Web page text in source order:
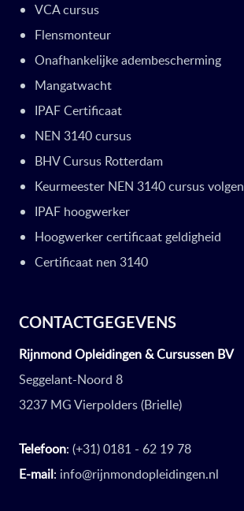
VCA cursus
Flensmonteur
Onafhankelijke adembescherming
Mangatwacht
IPAF Certificaat
NEN 3140 cursus
BHV Cursus Rotterdam
Keurmeester NEN 3140 cursus volgen
IPAF hoogwerker
Hoogwerker certificaat geldigheid
Certificaat nen 3140
CONTACTGEGEVENS
Rijnmond Opleidingen & Cursussen BV
Seggelant-Noord 8
3237 MG Vierpolders (Brielle)
Telefoon: (+31) 0181 - 62 19 78
E-mail: info@rijnmondopleidingen.nl